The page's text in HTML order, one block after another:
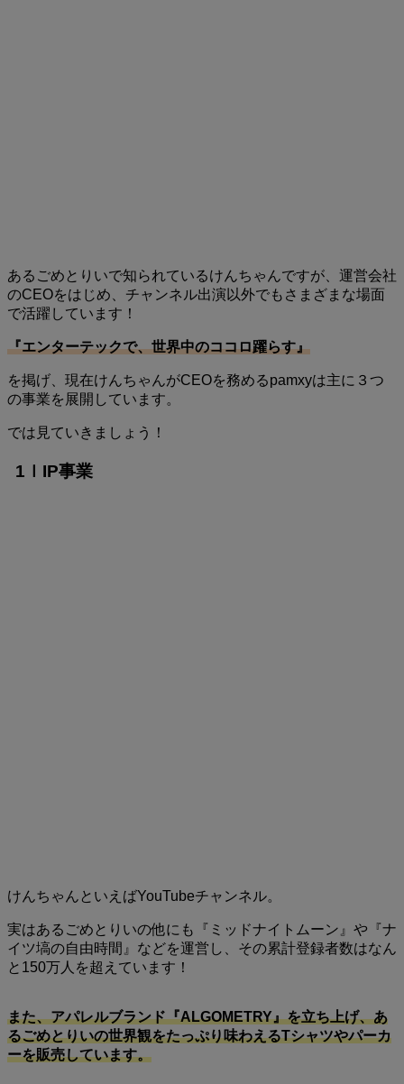
あるごめとりいで知られているけんちゃんですが、運営会社
のCEOをはじめ、チャンネル出演以外でもさまざまな場面
で活躍しています！
『エンターテックで、世界中のココロ躍らす』
を掲げ、現在けんちゃんがCEOを務めるpamxyは主に３つ
の事業を展開しています。
では見ていきましょう！
1ｌIP事業
けんちゃんといえばYouTubeチャンネル。
実はあるごめとりいの他にも『ミッドナイトムーン』や『ナ
イツ塙の自由時間』などを運営し、その累計登録者数はなん
と150万人を超えています！
また、アパレルブランド『ALGOMETRY』を立ち上げ、あ
るごめとりいの世界観をたっぷり味わえるTシャツやパーカ
ーを販売しています。